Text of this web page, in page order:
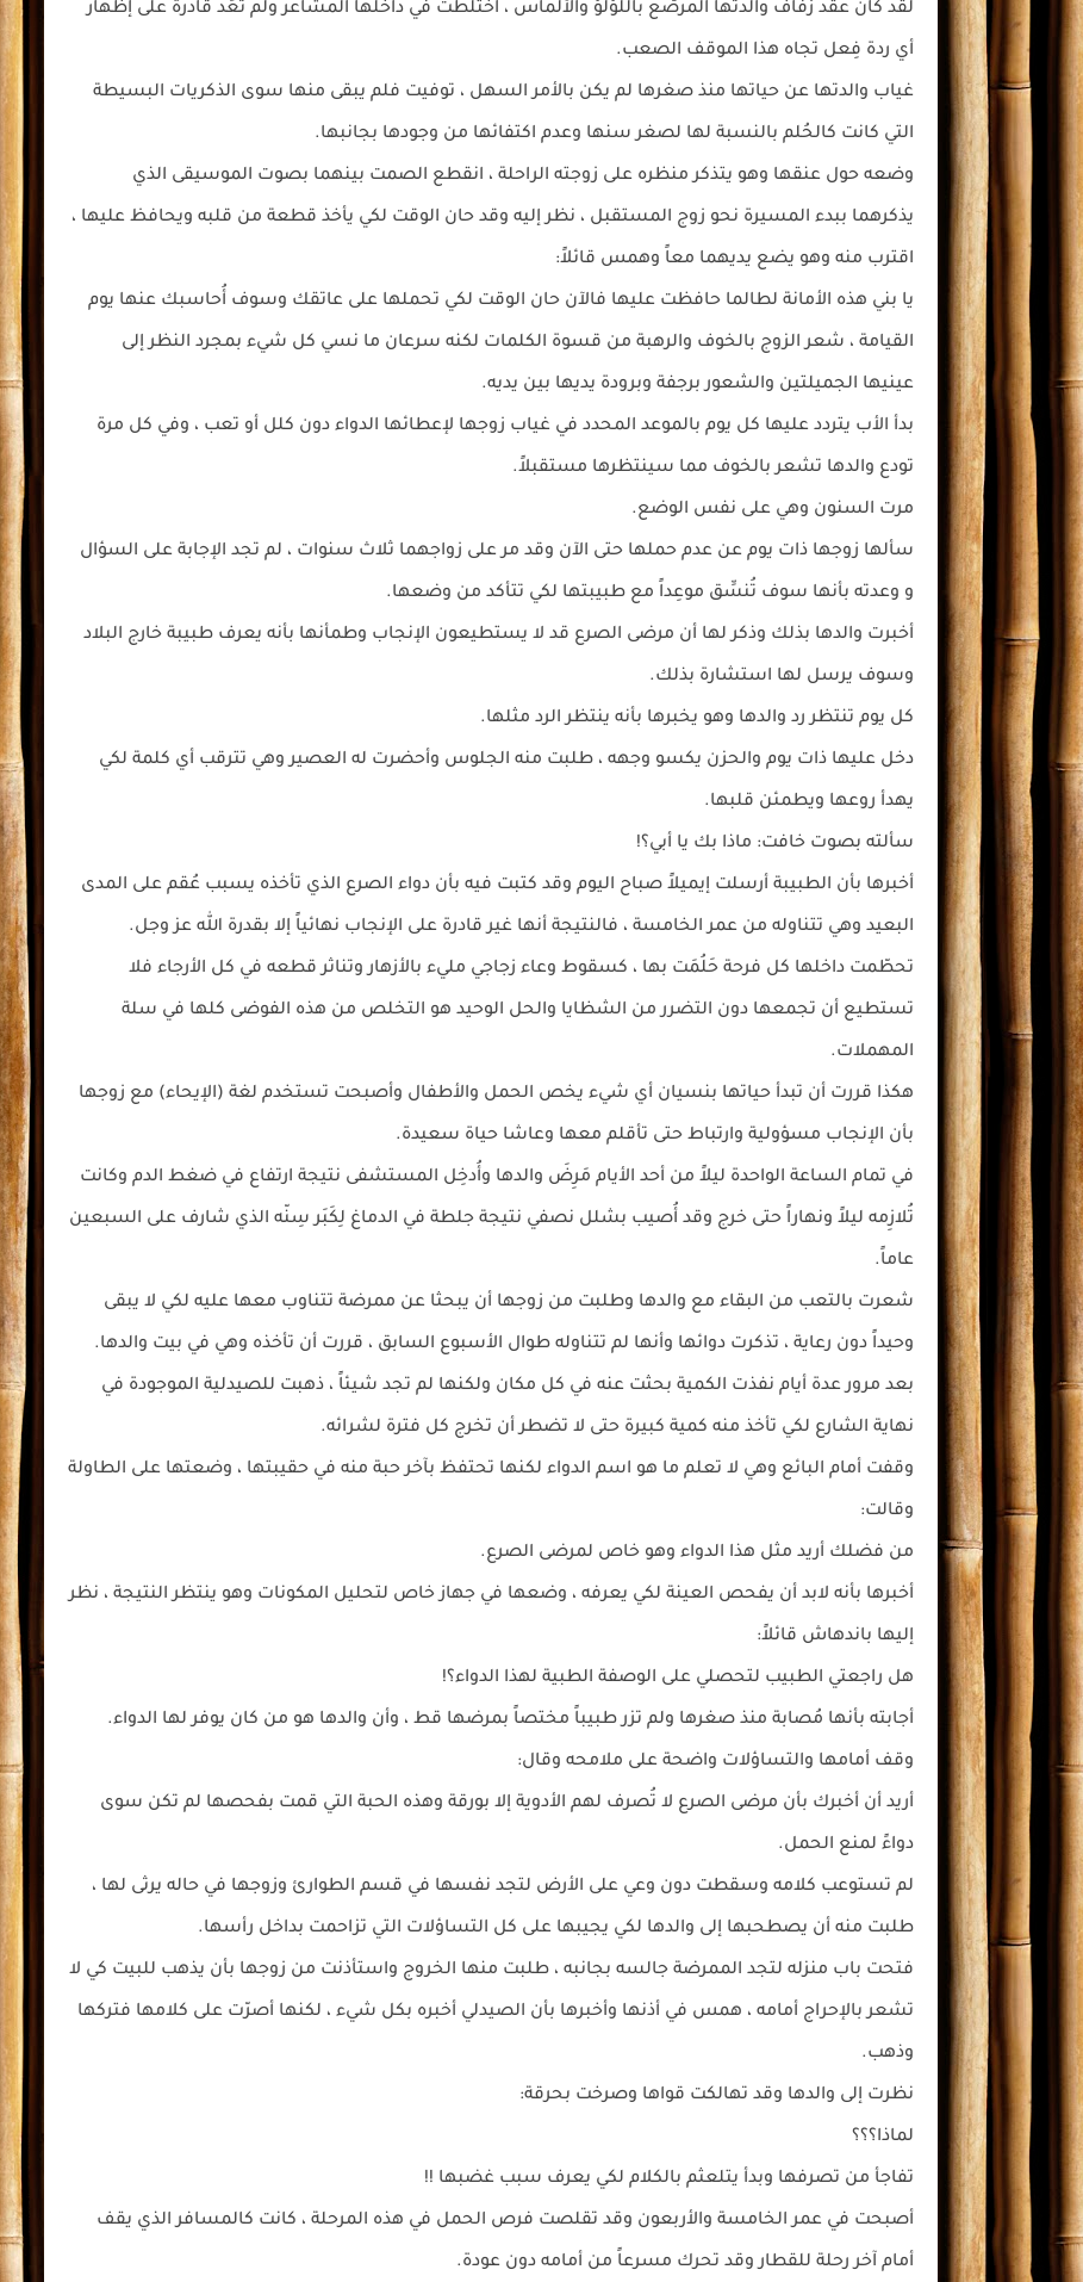
لقد كان عقد زفاف والدتها المرصّع باللؤلؤ والألماس ، اختلطت في داخلها المشاعر ولم تَعُد قادرة على إظهار
أي ردة فِعل تجاه هذا الموقف الصعب.
غياب والدتها عن حياتها منذ صغرها لم يكن بالأمر السهل ، توفيت فلم يبقى منها سوى الذكريات البسيطة
التي كانت كالحُلم بالنسبة لها لصغر سنها وعدم اكتفائها من وجودها بجانبها.
وضعه حول عنقها وهو يتذكر منظره على زوجته الراحلة ، انقطع الصمت بينهما بصوت الموسيقى الذي
يذكرهما ببدء المسيرة نحو زوج المستقبل ، نظر إليه وقد حان الوقت لكي يأخذ قطعة من قلبه ويحافظ عليها ،
اقترب منه وهو يضع يديهما معاً وهمس قائلاً:
يا بني هذه الأمانة لطالما حافظت عليها فالآن حان الوقت لكي تحملها على عاتقك وسوف أُحاسبك عنها يوم
القيامة ، شعر الزوج بالخوف والرهبة من قسوة الكلمات لكنه سرعان ما نسي كل شيء بمجرد النظر إلى
عينيها الجميلتين والشعور برجفة وبرودة يديها بين يديه.
بدأ الأب يتردد عليها كل يوم بالموعد المحدد في غياب زوجها لإعطائها الدواء دون كلل أو تعب ، وفي كل مرة
تودع والدها تشعر بالخوف مما سينتظرها مستقبلاً.
مرت السنون وهي على نفس الوضع.
سألها زوجها ذات يوم عن عدم حملها حتى الآن وقد مر على زواجهما ثلاث سنوات ، لم تجد الإجابة على السؤال
و وعدته بأنها سوف تُنسِّق موعِداً مع طبيبتها لكي تتأكد من وضعها.
أخبرت والدها بذلك وذكر لها أن مرضى الصرع قد لا يستطيعون الإنجاب وطمأنها بأنه يعرف طبيبة خارج البلاد
وسوف يرسل لها استشارة بذلك.
كل يوم تنتظر رد والدها وهو يخبرها بأنه ينتظر الرد مثلها.
دخل عليها ذات يوم والحزن يكسو وجهه ، طلبت منه الجلوس وأحضرت له العصير وهي تترقب أي كلمة لكي
يهدأ روعها ويطمئن قلبها.
سألته بصوت خافت: ماذا بك يا أبي؟!
أخبرها بأن الطبيبة أرسلت إيميلاً صباح اليوم وقد كتبت فيه بأن دواء الصرع الذي تأخذه يسبب عُقم على المدى
البعيد وهي تتناوله من عمر الخامسة ، فالنتيجة أنها غير قادرة على الإنجاب نهائياً إلا بقدرة الله عز وجل.
تحطّمت داخلها كل فرحة حَلُمَت بها ، كسقوط وعاء زجاجي مليء بالأزهار وتناثر قطعه في كل الأرجاء فلا
تستطيع أن تجمعها دون التضرر من الشظايا والحل الوحيد هو التخلص من هذه الفوضى كلها في سلة
المهملات.
هكذا قررت أن تبدأ حياتها بنسيان أي شيء يخص الحمل والأطفال وأصبحت تستخدم لغة (الإيحاء) مع زوجها
بأن الإنجاب مسؤولية وارتباط حتى تأقلم معها وعاشا حياة سعيدة.
في تمام الساعة الواحدة ليلاً من أحد الأيام مَرِضَ والدها وأُدخِل المستشفى نتيجة ارتفاع في ضغط الدم وكانت
تُلازِمه ليلاً ونهاراً حتى خرج وقد أُصيب بشلل نصفي نتيجة جلطة في الدماغ لِكَبَر سِنّه الذي شارف على السبعين
عاماً.
شعرت بالتعب من البقاء مع والدها وطلبت من زوجها أن يبحثا عن ممرضة تتناوب معها عليه لكي لا يبقى
وحيداً دون رعاية ، تذكرت دوائها وأنها لم تتناوله طوال الأسبوع السابق ، قررت أن تأخذه وهي في بيت والدها.
بعد مرور عدة أيام نفذت الكمية بحثت عنه في كل مكان ولكنها لم تجد شيئاً ، ذهبت للصيدلية الموجودة في
نهاية الشارع لكي تأخذ منه كمية كبيرة حتى لا تضطر أن تخرج كل فترة لشرائه.
وقفت أمام البائع وهي لا تعلم ما هو اسم الدواء لكنها تحتفظ بآخر حبة منه في حقيبتها ، وضعتها على الطاولة
وقالت:
من فضلك أريد مثل هذا الدواء وهو خاص لمرضى الصرع.
أخبرها بأنه لابد أن يفحص العينة لكي يعرفه ، وضعها في جهاز خاص لتحليل المكونات وهو ينتظر النتيجة ، نظر
إليها باندهاش قائلاً:
هل راجعتي الطبيب لتحصلي على الوصفة الطبية لهذا الدواء؟!
أجابته بأنها مُصابة منذ صغرها ولم تزر طبيباً مختصاً بمرضها قط ، وأن والدها هو من كان يوفر لها الدواء.
وقف أمامها والتساؤلات واضحة على ملامحه وقال:
أريد أن أخبرك بأن مرضى الصرع لا تُصرف لهم الأدوية إلا بورقة وهذه الحبة التي قمت بفحصها لم تكن سوى
دواءً لمنع الحمل.
لم تستوعب كلامه وسقطت دون وعي على الأرض لتجد نفسها في قسم الطوارئ وزوجها في حاله يرثى لها ،
طلبت منه أن يصطحبها إلى والدها لكي يجيبها على كل التساؤلات التي تزاحمت بداخل رأسها.
فتحت باب منزله لتجد الممرضة جالسه بجانبه ، طلبت منها الخروج واستأذنت من زوجها بأن يذهب للبيت كي لا
تشعر بالإحراج أمامه ، همس في أذنها وأخبرها بأن الصيدلي أخبره بكل شيء ، لكنها أصرّت على كلامها فتركها
وذهب.
نظرت إلى والدها وقد تهالكت قواها وصرخت بحرقة:
لماذا؟؟؟
تفاجأ من تصرفها وبدأ يتلعثم بالكلام لكي يعرف سبب غضبها !!
أصبحت في عمر الخامسة والأربعون وقد تقلصت فرص الحمل في هذه المرحلة ، كانت كالمسافر الذي يقف
أمام آخر رحلة للقطار وقد تحرك مسرعاً من أمامه دون عودة.